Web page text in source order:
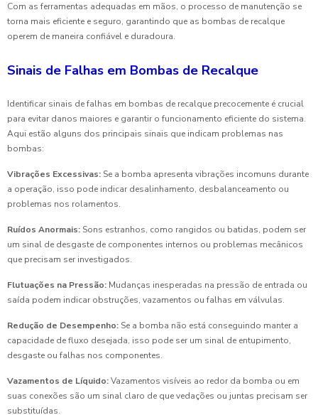
Com as ferramentas adequadas em mãos, o processo de manutenção se
torna mais eficiente e seguro, garantindo que as bombas de recalque
operem de maneira confiável e duradoura.
Sinais de Falhas em Bombas de Recalque
Identificar sinais de falhas em bombas de recalque precocemente é crucial
para evitar danos maiores e garantir o funcionamento eficiente do sistema.
Aqui estão alguns dos principais sinais que indicam problemas nas
bombas:
Vibrações Excessivas: Se a bomba apresenta vibrações incomuns durante
a operação, isso pode indicar desalinhamento, desbalanceamento ou
problemas nos rolamentos.
Ruídos Anormais: Sons estranhos, como rangidos ou batidas, podem ser
um sinal de desgaste de componentes internos ou problemas mecânicos
que precisam ser investigados.
Flutuações na Pressão: Mudanças inesperadas na pressão de entrada ou
saída podem indicar obstruções, vazamentos ou falhas em válvulas.
Redução de Desempenho: Se a bomba não está conseguindo manter a
capacidade de fluxo desejada, isso pode ser um sinal de entupimento,
desgaste ou falhas nos componentes.
Vazamentos de Líquido:Vazamentos visíveis ao redor da bomba ou em
suas conexões são um sinal claro de que vedações ou juntas precisam ser
substituídas.